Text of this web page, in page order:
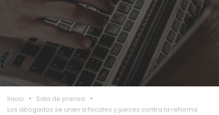
Inicio
Sala de prensa
Los abogados se unen a fiscales y jueces contra la reforma